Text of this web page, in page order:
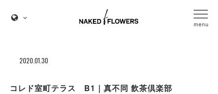
menu
2020.01.30
コレド室町テラス B1｜真不同 飲茶倶楽部